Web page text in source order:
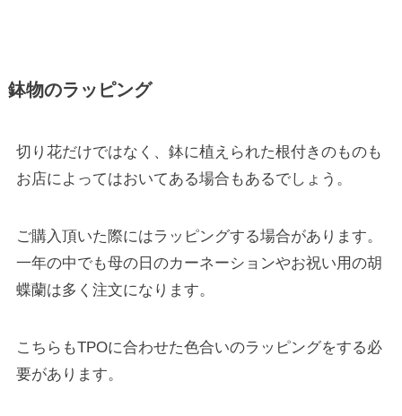
鉢物のラッピング
切り花だけではなく、鉢に植えられた根付きのものも
お店によってはおいてある場合もあるでしょう。
ご購入頂いた際にはラッピングする場合があります。
一年の中でも母の日のカーネーションやお祝い用の胡
蝶蘭は多く注文になります。
こちらもTPOに合わせた色合いのラッピングをする必
要があります。